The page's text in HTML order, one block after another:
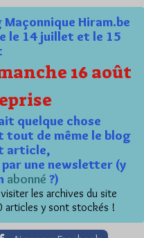
Hiram.be
le 14 juillet et le 15
16 août
quelque chose
de même le blog
article,
une newsletter (y
abonné ?)
les archives du site
articles y sont stockés !